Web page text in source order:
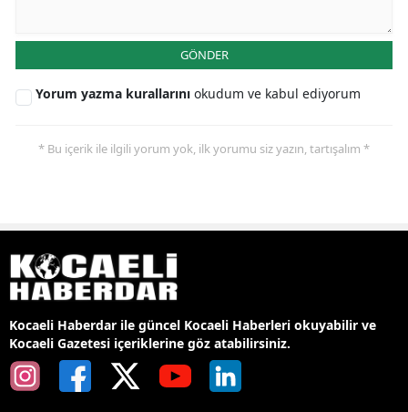
GÖNDER
Yorum yazma kurallarını okudum ve kabul ediyorum
* Bu içerik ile ilgili yorum yok, ilk yorumu siz yazın, tartışalım *
Kocaeli Haberdar ile güncel Kocaeli Haberleri okuyabilir ve
Kocaeli Gazetesi içeriklerine göz atabilirsiniz.